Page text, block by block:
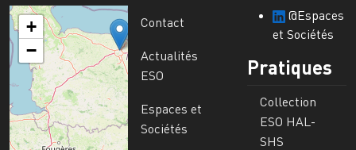
+
−
Contact
Actualités
ESO
Espaces et
Sociétés
@Espaces
et Sociétés
Pratiques
Collection
ESO HAL-
SHS